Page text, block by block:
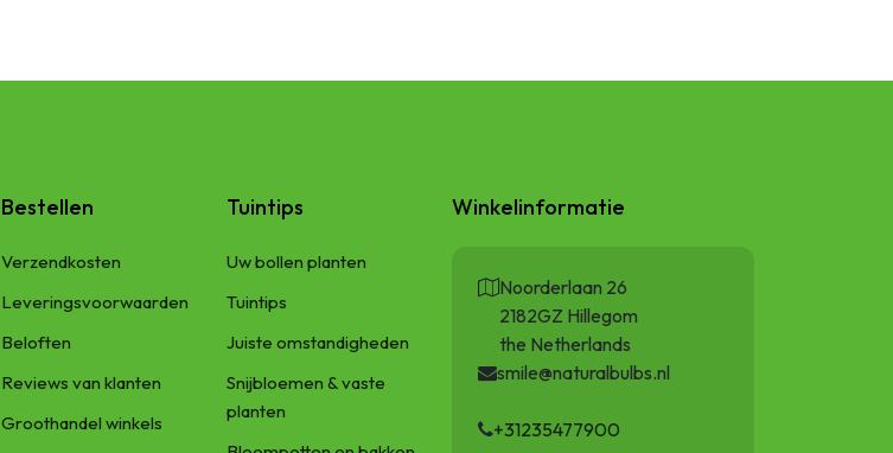
Bestellen
Verzendkosten
Leveringsvoorwaarden
Beloften
Reviews van klanten
Groothandel winkels
Tuintips
Uw bollen planten
Tuintips
Juiste omstandigheden
Snijbloemen & vaste
planten
Winkelinformatie
Noorderlaan 26
2182GZ Hillegom
the Netherlands
smile@naturalbulbs.nl
+31235477900